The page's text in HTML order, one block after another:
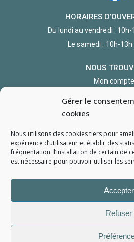
Gérer le
cookies
Nous utilisons des cookies tiers pour
expérience d’utilisateur et établir des
fréquentation. l’installation de certain de
est nécessaire pour pouvoir utiliser les
Accepter
Refuser
HORAIRES
Du lundi au vendredi :
Le samedi : 10h-
NOUS
Mon compte
L'Atelier du Portable2006 -
Politique de confidentialité